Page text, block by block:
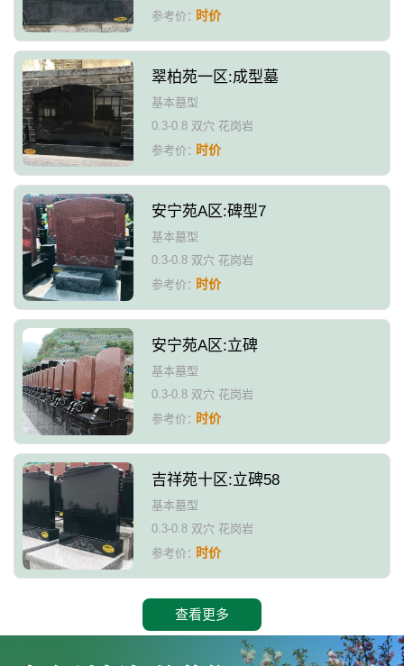
参考价：时价
翠柏苑一区:成型墓
基本墓型
0.3-0.8 双穴 花岗岩
参考价：时价
安宁苑A区:碑型7
基本墓型
0.3-0.8 双穴 花岗岩
参考价：时价
安宁苑A区:立碑
基本墓型
0.3-0.8 双穴 花岗岩
参考价：时价
吉祥苑十区:立碑58
基本墓型
0.3-0.8 双穴 花岗岩
参考价：时价
查看更多